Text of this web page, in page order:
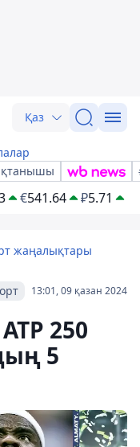
Қаз
€541.64 ₽5.71
жаңалықтары
13:01, 09 қазан 2024
250
5